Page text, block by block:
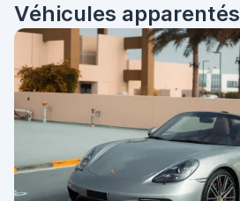
Véhicules apparentés